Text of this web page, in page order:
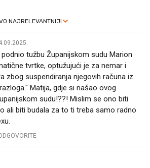
tužbu Županijskom sudu Marion
tvrtke, optužujući je za nemar i
zbog suspendiranja njegovih računa iz
Matija, gdje si našao ovog
sudu!??! Mislim se ono biti
ali biti budala za to ti treba samo radno